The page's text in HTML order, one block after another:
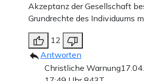
Akzeptanz der Gesellschaft
Grundrechte des Individuums
12
Antworten
Christliche Warnung